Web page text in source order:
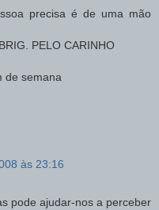
precisa é de uma mão
PELO CARINHO
de semana
às 23:16
pode ajudar-nos a perceber